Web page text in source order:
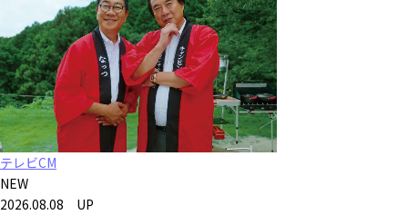
テレビCM
NEW
2026.08.08 UP